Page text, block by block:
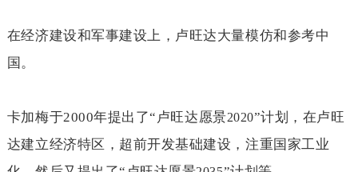
在经济建设和军事建设上，卢旺达大量模仿和参考中
国。
卡加梅于2000年提出了“卢旺达愿景2020”计划，在卢旺
达建立经济特区，超前开发基础建设，注重国家工业